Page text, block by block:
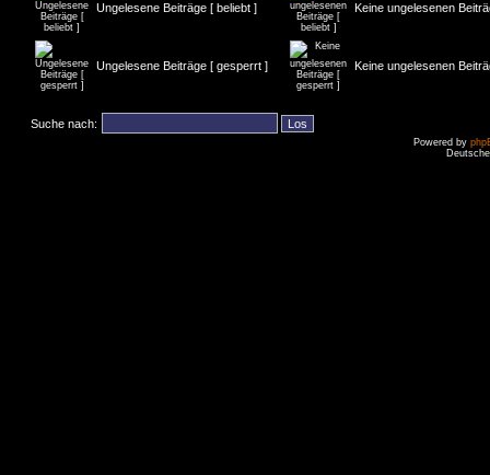
Ungelesene Beiträge [ beliebt ] Keine ungelesenen
Ungelesene Beiträge [ gesperrt ] Keine ungelesenen
Suche nach:
Powered by